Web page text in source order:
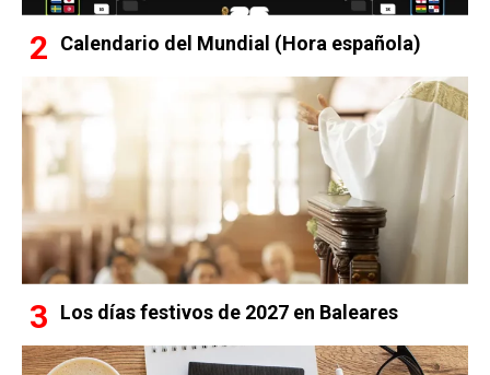
Calendario del Mundial (Hora española)
Los días festivos de 2027 en Baleares